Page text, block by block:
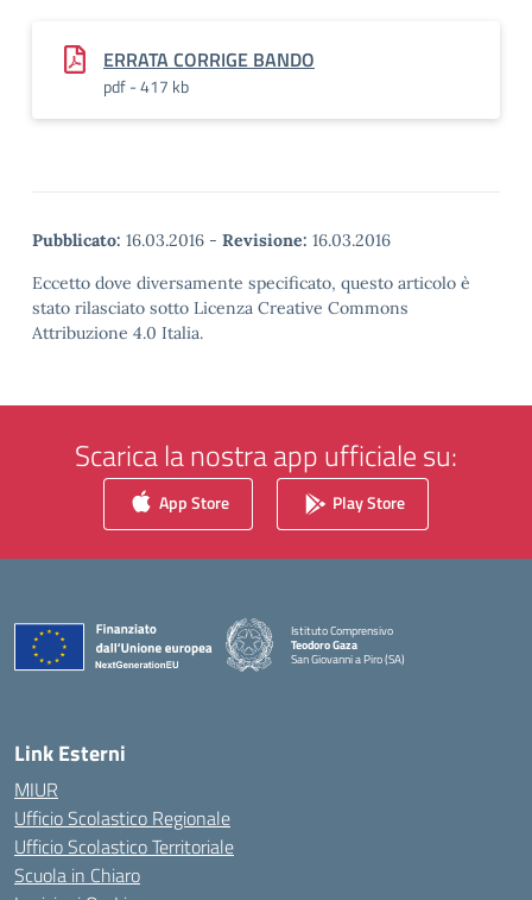
ERRATA CORRIGE BANDO
pdf - 417 kb
Pubblicato: 16.03.2016 - Revisione: 16.03.2016
Eccetto dove diversamente specificato, questo articolo è
stato rilasciato sotto Licenza Creative Commons
Attribuzione 4.0 Italia.
Scarica la nostra app ufficiale su:
App Store Play Store
Istituto Comprensivo
Teodoro Gaza
San Giovanni a Piro (SA)
Link Esterni
MIUR
Ufficio Scolastico Regionale
Ufficio Scolastico Territoriale
Scuola in Chiaro